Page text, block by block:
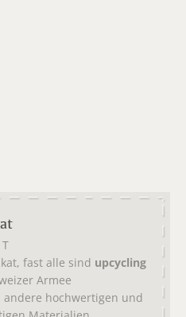
fast alle sind upcycling
Armee
andere hochwertigen und